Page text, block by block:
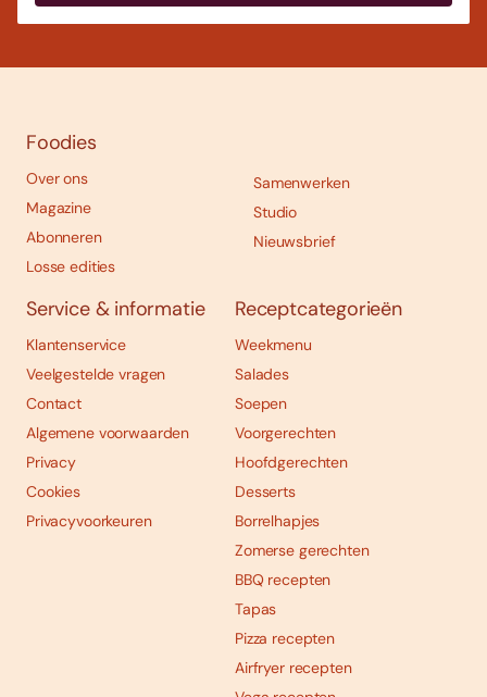
Foodies
Over ons
Magazine
Abonneren
Losse edities
Samenwerken
Studio
Nieuwsbrief
Service & informatie
Klantenservice
Veelgestelde vragen
Contact
Algemene voorwaarden
Privacy
Cookies
Privacyvoorkeuren
Receptcategorieën
Weekmenu
Salades
Soepen
Voorgerechten
Hoofdgerechten
Desserts
Borrelhapjes
Zomerse gerechten
BBQ recepten
Tapas
Pizza recepten
Airfryer recepten